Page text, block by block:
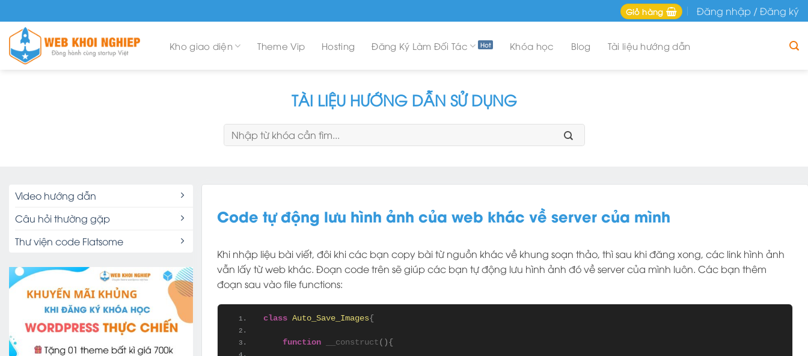
to
content
Giỏ hàng Đăng nhập / Đăng ký
Kho giao diện Theme Vip Hosting Đăng Ký Làm Đối Tác Khóa học Blog Tài liệu hướng dẫn
TÀI LIỆU HƯỚNG DẪN SỬ DỤNG
Tìm
kiếm:
Video hướng dẫn
Câu hỏi thường gặp
Thư viện code Flatsome
Code tự động lưu hình ảnh của web khác về server của mình
Khi nhập liệu bài viết, đôi khi các bạn copy bài từ nguồn khác về khung soạn thảo, thì sau khi đăng xong, các link hình ảnh
vẫn lấy từ web khác. Đoạn code trên sẽ giúp các bạn tự động lưu hình ảnh đó về server của mình luôn. Các bạn thêm
đoạn sau vào file functions:
class Auto_Save_Images{
function __construct (){